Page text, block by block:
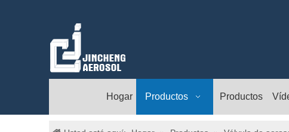
Hogar Productos Productos